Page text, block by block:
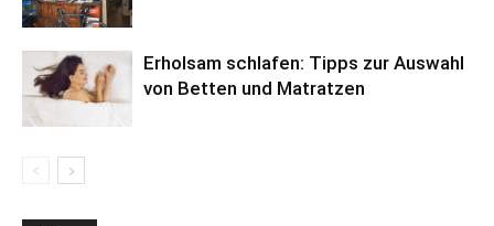
Erholsam schlafen: Tipps zur Auswahl
von Betten und Matratzen